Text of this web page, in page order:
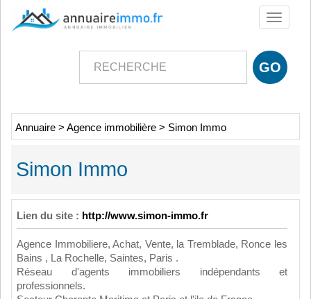
Toggle
Annuaire > Agence immobilière > Simon Immo
Simon Immo
Lien du site : http://www.simon-immo.fr
Agence Immobiliere, Achat, Vente, la Tremblade, Ronce les
Bains , La Rochelle, Saintes, Paris .
Réseau d'agents immobiliers indépendants et
professionnels.